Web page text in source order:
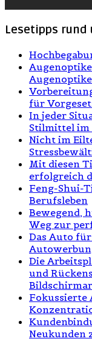
Lesetipps rund
für
In jeder
Stilmittel im
Nicht im
Mit diesen
erfolgreich
Feng-Shui-
Berufsleben
Bewegend,
Weg zur
Das Auto
Die
und
Fokussierte
Neukunden